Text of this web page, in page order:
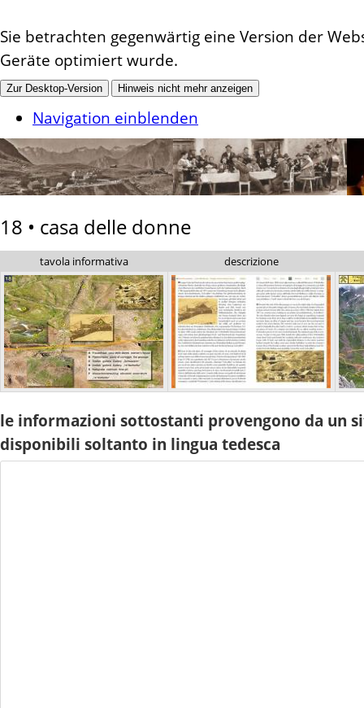
Sie betrachten gegenwärtig eine Version der
Geräte optimiert wurde.
Zur Desktop-Version Hinweis nicht mehr anzeigen
Navigation einblenden
18 • casa delle donne
tavola informativa descrizione
le informazioni sottostanti provengono da un
disponibili soltanto in lingua tedesca